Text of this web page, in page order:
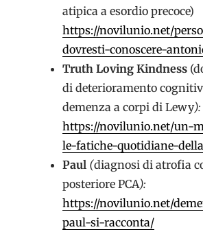
atipica a esordio precoce)
https://novilunio.net/
dovresti-conoscere-
Truth Loving Kindness
di deterioramento
demenza a corpi di Lewy):
https://novilunio.net/un-
le-fatiche-quotidiane-
Paul (diagnosi di atrofia
posteriore PCA):
https://novilunio.net/
paul-si-racconta/